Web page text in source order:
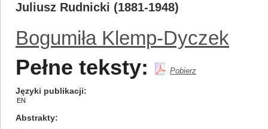
Juliusz Rudnicki (1881-1948)
Bogumiła Klemp-Dyczek
Pełne teksty: Pobierz
Języki publikacji
EN
Abstrakty